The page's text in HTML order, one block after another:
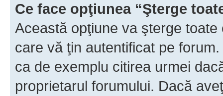
Ce face opţiunea “Şterge
Această opţiune va şterge
care vă ţin autentificat pe
ca de exemplu citirea urmei
proprietarul forumului. Dacă